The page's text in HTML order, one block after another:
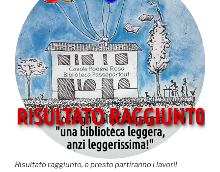
Risultato raggiunto, e presto partiranno i lavori!